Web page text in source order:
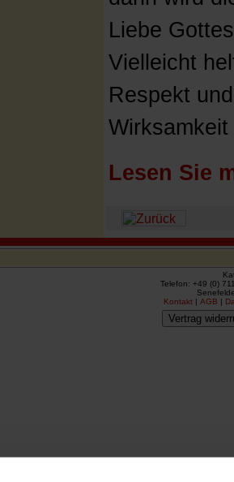
Liebe
Vielleicht
Respekt
Lesen Sie
Telefon: +49 (0)
Kontakt |AGB |
Vertrag